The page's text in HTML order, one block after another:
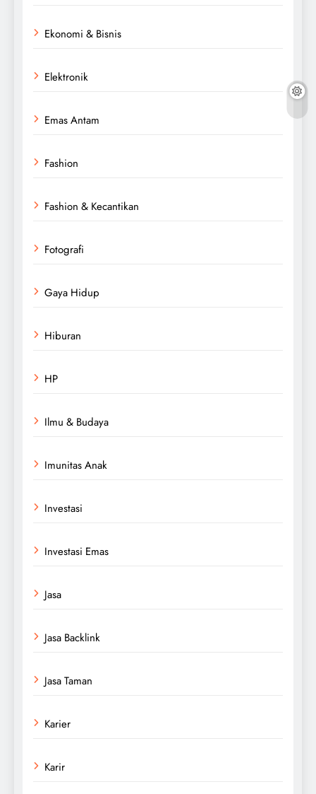
Ekonomi & Bisnis
Elektronik
Emas Antam
Fashion
Fashion & Kecantikan
Fotografi
Gaya Hidup
Hiburan
HP
Ilmu & Budaya
Imunitas Anak
Investasi
Investasi Emas
Jasa
Jasa Backlink
Jasa Taman
Karier
Karir